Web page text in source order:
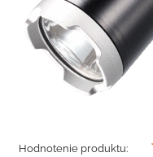
Hodnotenie produktu: